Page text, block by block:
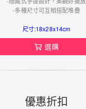
-多種尺寸可互相搭配堆疊
尺寸:18x28x14cm
選購
優惠折扣